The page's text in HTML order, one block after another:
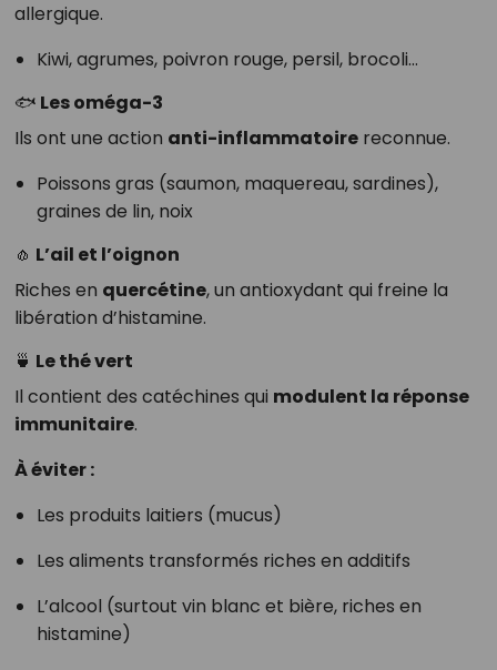
allergique.
Kiwi, agrumes, poivron rouge, persil, brocoli…
🐟 Les oméga-3
Ils ont une action anti-inflammatoirereconnue.
Poissons gras (saumon, maquereau, sardines),
graines de lin, noix
🧄 L’ail et l’oignon
Riches en quercétine, un antioxydant qui freine la
libération d’histamine.
🍵 Le thé vert
Il contient des catéchines qui modulent la réponse
immunitaire.
À éviter :
Les produits laitiers (mucus)
Les aliments transformés riches en additifs
L’alcool (surtout vin blanc et bière, riches en
histamine)